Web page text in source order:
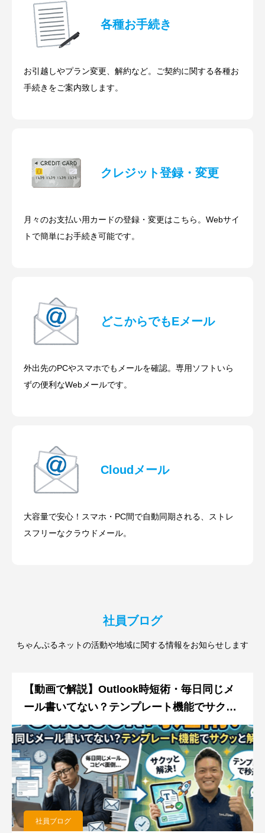
各種お手続き
お引越しやプラン変更、解約など。ご契約に関する各種お
手続きをご案内致します。
クレジット登録・変更
月々のお支払い用カードの登録・変更はこちら。Webサイ
トで簡単にお手続き可能です。
どこからでもEメール
外出先のPCやスマホでもメールを確認。専用ソフトいら
ずの便利なWebメールです。
Cloudメール
大容量で安心！スマホ・PC間で自動同期される、ストレ
スフリーなクラウドメール。
社員ブログ
ちゃんぷるネットの活動や地域に関する情報をお知らせします
【動画で解説】Outlook時短術・毎日同じメ
ール書いてない？テンプレート機能でサクッ
と解決！
社員ブログ